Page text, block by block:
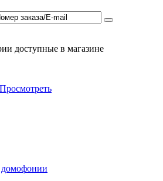
доступные в магазине
Просмотреть
домофонии